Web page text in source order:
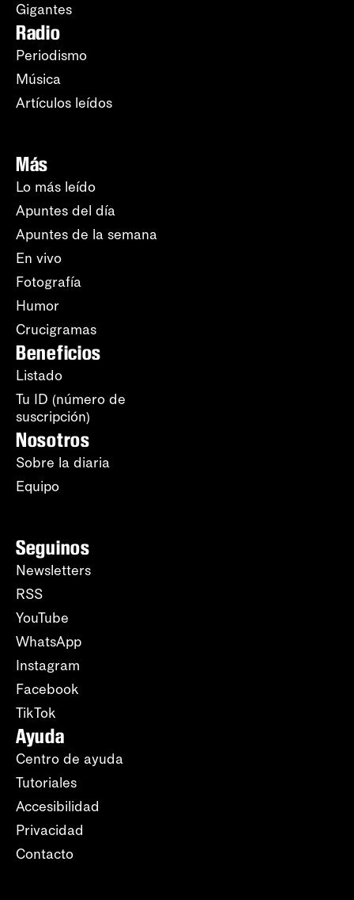
Gigantes
Radio
Periodismo
Música
Artículos leídos
Más
Lo más leído
Apuntes del día
Apuntes de la semana
En vivo
Fotografía
Humor
Crucigramas
Beneficios
Listado
Tu ID (número de
suscripción)
Nosotros
Sobre la diaria
Equipo
Seguinos
Newsletters
RSS
YouTube
WhatsApp
Instagram
Facebook
TikTok
Ayuda
Centro de ayuda
Tutoriales
Accesibilidad
Privacidad
Contacto